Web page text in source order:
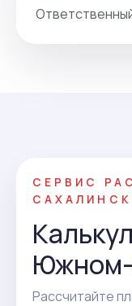
СЕРВИС
Южном-
Рассчитайте